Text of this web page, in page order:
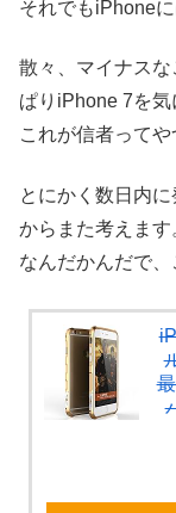
それでもiPhone
散々、マイナス
ぱりiPhone 7を気
これが信者ってや
とにかく数日内
からまた考えます
なんだかんだで、